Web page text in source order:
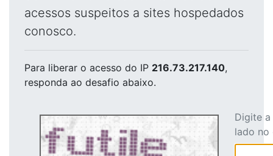
acessos suspeitos a sites hospedados
conosco.
Para liberar o acesso do IP 216.73.217.140,
responda ao desafio abaixo.
Digite
lado no